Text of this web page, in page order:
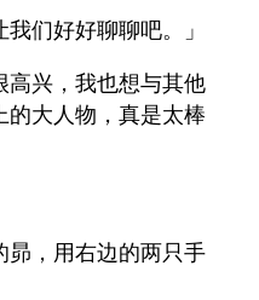
们好好聊聊吧。」
高兴，我也想与其他
的大人物，真是太棒
昴，用右边的两只手